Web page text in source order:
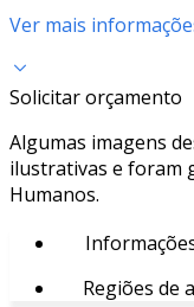
Ver mais
Solicitar orçamento
Algumas imagens
ilustrativas e foram
Humanos.
Regiões de